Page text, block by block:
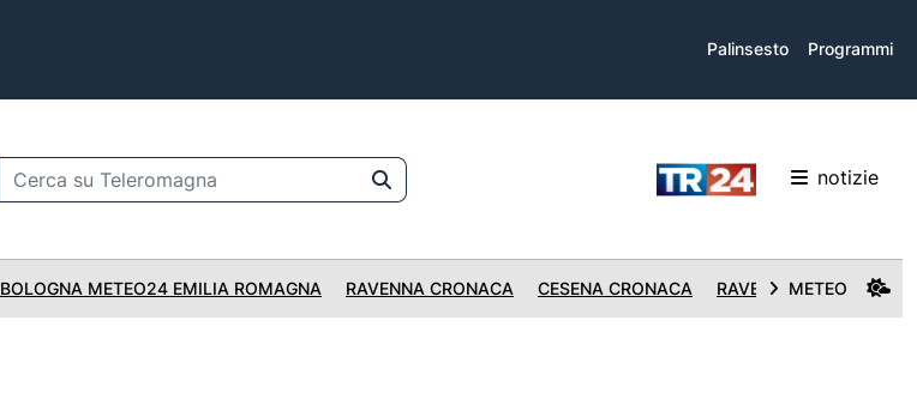
Palinsesto Programmi
notizie
BOLOGNA METEO24 EMILIA ROMAGNA RAVENNA CRONACA CESENA CRONACA RAVENNA CRONACA
METEO